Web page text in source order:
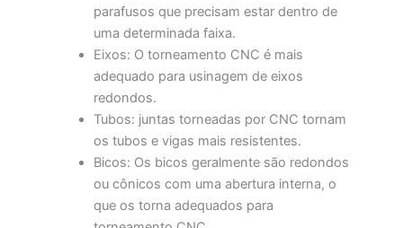
parafusos que precisam estar dentro de
uma determinada faixa.
Eixos: O torneamento CNC é mais
adequado para usinagem de eixos
redondos.
Tubos: juntas torneadas por CNC tornam
os tubos e vigas mais resistentes.
Bicos: Os bicos geralmente são redondos
ou cônicos com uma abertura interna, o
que os torna adequados para